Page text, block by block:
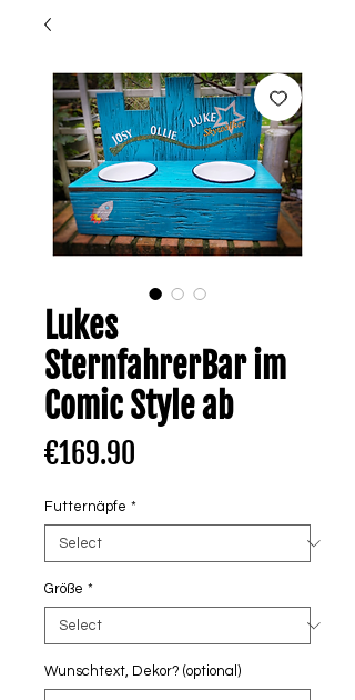
Lukes
SternfahrerBar im
Comic Style ab
€169.90
Futternäpfe *
Größe *
Wunschtext, Dekor? (optional)